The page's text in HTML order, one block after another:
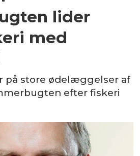
lider
med
på store ødelæggelser af
efter fiskeri